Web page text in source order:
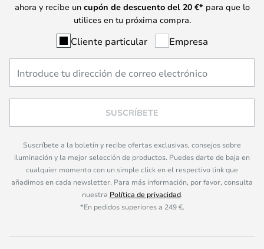
ahora y recibe un cupón de descuento del 20 €* para que lo
utilices en tu próxima compra.
Cliente particular Empresa
SUSCRÍBETE
Suscríbete a la boletín y recibe ofertas exclusivas, consejos sobre
iluminación y la mejor selección de productos. Puedes darte de baja en
cualquier momento con un simple click en el respectivo link que
añadimos en cada newsletter. Para más información, por favor, consulta
nuestra Política de privacidad.
*En pedidos superiores a 249 €.